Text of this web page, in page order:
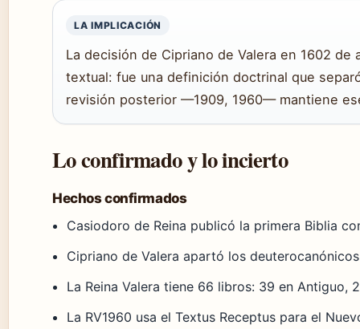
LA IMPLICACIÓN
La decisión de Cipriano de Valera en 1602
textual: fue una definición doctrinal que
revisión posterior —1909, 1960— mantiene
Lo confirmado y lo incierto
Hechos confirmados
Casiodoro de Reina publicó la primera Biblia
Cipriano de Valera apartó los
La Reina Valera tiene 66 libros: 39 en Antiguo,
La RV1960 usa el Textus Receptus para el